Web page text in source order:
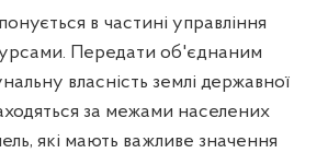
в частині управління
Передати об'єднаним
власність землі державної
за межами населених
які мають важливе значення